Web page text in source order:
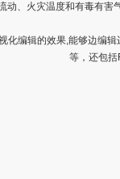
动、火灾温度和有毒有
化编辑的效果,能够边编
等，还包